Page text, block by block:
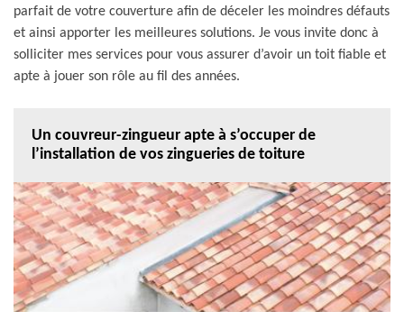
parfait de votre couverture afin de déceler les moindres défauts
et ainsi apporter les meilleures solutions. Je vous invite donc à
solliciter mes services pour vous assurer d’avoir un toit fiable et
apte à jouer son rôle au fil des années.
Un couvreur-zingueur apte à s’occuper de
l’installation de vos zingueries de toiture